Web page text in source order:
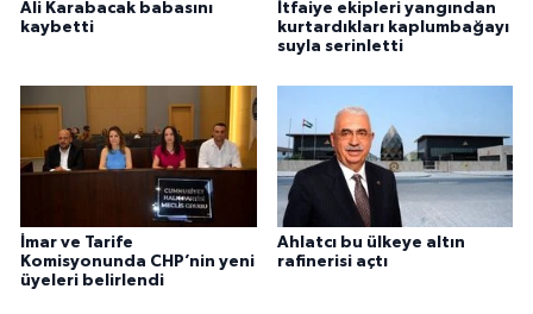
Ali Karabacak babasını
kaybetti
İtfaiye ekipleri yangından
kurtardıkları kaplumbağayı
suyla serinletti
İmar ve Tarife
Komisyonunda CHP’nin yeni
üyeleri belirlendi
Ahlatcı bu ülkeye altın
rafinerisi açtı